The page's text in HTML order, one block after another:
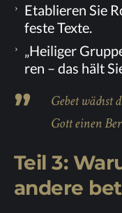
Eta­blie­ren Sie
fes­te Texte.
„Hei­li­ger
ren – das hält
Ge­bet wächst
Gott ei­nen
Teil 3:
an­de­re